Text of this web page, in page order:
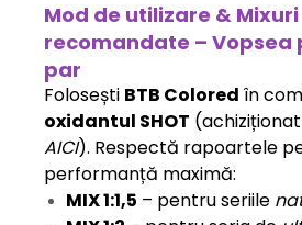
Mod de utilizare & Mixuri
recomandate – Vopsea
par
Folosești BTB Colored în
oxidantul SHOT
AICI). Respectă rapoartele
performanță maximă:
MIX 1:1,5 – pentru seriile